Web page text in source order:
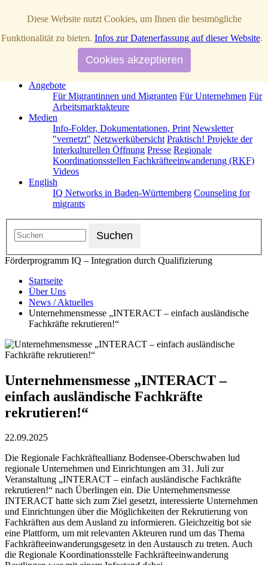
Über Uns
News / Aktuelles
IQ Netzwerke in Baden-Württemberg
Operative Partner Strategische Partner
Förderprogramm IQ Kontakt
Angebote
Für Migrantinnen und Migranten Für Unternehmen Für
Arbeitsmarktakteure
Medien
Info-Folder, Dokumentationen, Print Newsletter
"vernetzt" Netzwerkübersicht Praktisch! Projekte der
Interkulturellen Öffnung Presse Regionale
Koordinationsstellen Fachkräfteeinwanderung (RKF)
Videos
English
IQ Networks in Baden-Württemberg Counseling for
migrants
Förderprogramm IQ – Integration durch Qualifizierung
Startseite
Über Uns
News / Aktuelles
Unternehmensmesse „INTERACT – einfach ausländische
Fachkräfte rekrutieren!“
Unternehmensmesse „INTERACT –
einfach ausländische Fachkräfte
rekrutieren!“
22.09.2025
Die Regionale Fachkräfteallianz Bodensee-Oberschwaben lud
regionale Unternehmen und Einrichtungen am 31. Juli zur
Veranstaltung „INTERACT – einfach ausländische Fachkräfte
rekrutieren!“ nach Überlingen ein. Die Unternehmensmesse
INTERACT hatte sich zum Ziel gesetzt, interessierte Unternehmen
und Einrichtungen über die Möglichkeiten der Rekrutierung von
Fachkräften aus dem Ausland zu informieren. Gleichzeitig bot sie
eine Plattform, um mit relevanten Akteuren rund um das Thema
Fachkräfteeinwanderungsgesetz in den Austausch zu treten. Auch
die Regionale Koordinationsstelle Fachkräfteeinwanderung
Diese Website nutzt Cookies, um Ihnen die bestmögliche
Funktionalität zu bieten. Infos zur Datenerfassung auf dieser Website.
Cookies akzeptieren